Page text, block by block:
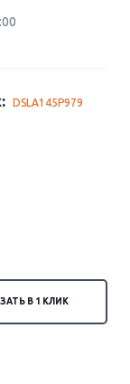
DSLA145P979
В 1 КЛИК